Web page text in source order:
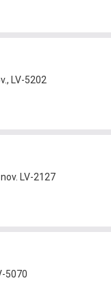
LV-5202
LV-2127
5070